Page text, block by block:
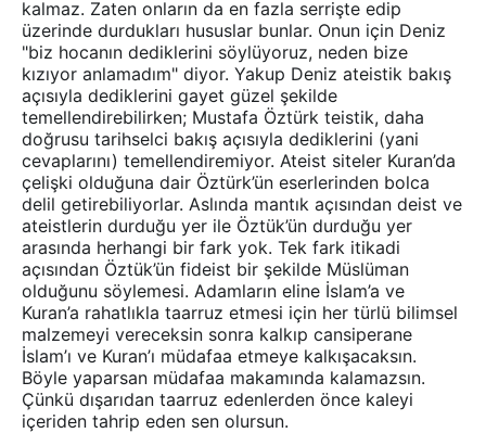
kalmaz. Zaten onların da en fazla serrişte edip
üzerinde durdukları hususlar bunlar. Onun için Deniz
"biz hocanın dediklerini söylüyoruz, neden bize
kızıyor anlamadım" diyor. Yakup Deniz ateistik bakış
açısıyla dediklerini gayet güzel şekilde
temellendirebilirken; Mustafa Öztürk teistik, daha
doğrusu tarihselci bakış açısıyla dediklerini (yani
cevaplarını) temellendiremiyor. Ateist siteler Kuran’da
çelişki olduğuna dair Öztürk’ün eserlerinden bolca
delil getirebiliyorlar. Aslında mantık açısından deist ve
ateistlerin durduğu yer ile Öztük’ün durduğu yer
arasında herhangi bir fark yok. Tek fark itikadi
açısından Öztük’ün fideist bir şekilde Müslüman
olduğunu söylemesi. Adamların eline İslam’a ve
Kuran’a rahatlıkla taarruz etmesi için her türlü bilimsel
malzemeyi vereceksin sonra kalkıp cansiperane
İslam’ı ve Kuran’ı müdafaa etmeye kalkışacaksın.
Böyle yaparsan müdafaa makamında kalamazsın.
Çünkü dışarıdan taarruz edenlerden önce kaleyi
içeriden tahrip eden sen olursun.